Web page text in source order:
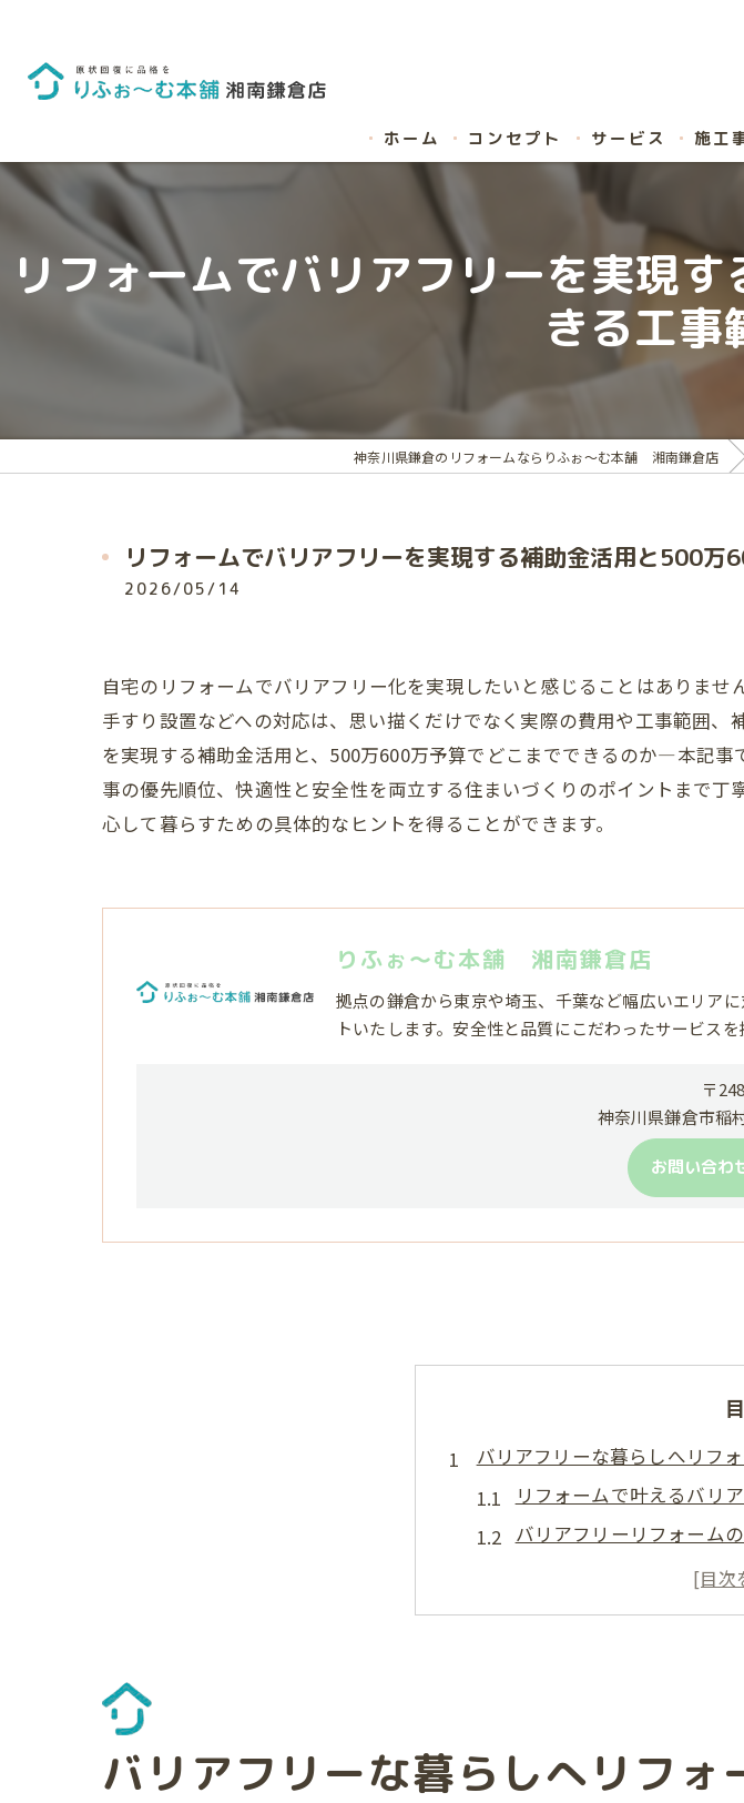
ホーム コンセプト サービス 施工
リフォームでバリアフリーを実現
きる工事
神奈川県鎌倉のリフォームならりふぉ～む本舗 湘南鎌倉店
リフォームでバリアフリーを実現する補助金活用と500万
2026/05/14
自宅のリフォームでバリアフリー化を実現したいと感じることはありま
手すり設置などへの対応は、思い描くだけでなく実際の費用や工事範囲
を実現する補助金活用と、500万600万予算でどこまでできるのか―本記
事の優先順位、快適性と安全性を両立する住まいづくりのポイントまで
心して暮らすための具体的なヒントを得ることができます。
りふぉ～む本舗 湘南鎌倉店
拠点の鎌倉から東京や埼玉、千葉など幅広いエリア
トいたします。安全性と品質にこだわったサービスを
〒
神奈川県鎌倉市稲
お問い合わ
バリアフリーな暮らしへリフ
リフォームで叶えるバリ
バリアフリーリフォーム
段差解消リフォームで生
高齢化を見据えたリフォ
バリアフリーリフォーム
バリアフリーな暮らしへリフォ